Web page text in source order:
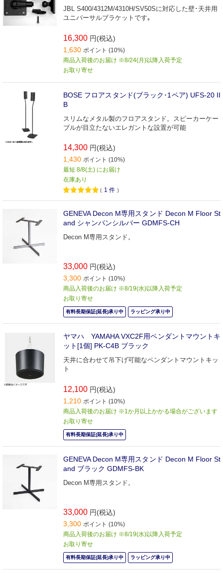
JBL S400/4312M/4310H/SV50Sに対応した壁･天井用
ユニバーサルブラケットです｡
16,300 円(税込)
1,630 ポイント (10%)
商品入荷後のお届け ※8/24(月)以降入荷予定
お取り寄せ
BOSE フロアスタンド(ブラック･1ペア) UFS-20 II
B
スリムなメタル製のフロアスタンド。スピーカーケー
ブルが目立たないエレガントな設置が可能
14,300 円(税込)
1,430 ポイント (10%)
最短 8/8(土) にお届け
在庫あり
（ 1 件 ）
GENEVA Decon M専用スタンド Decon M Floor St
and シャンパンシルバー GDMFS-CH
Decon M専用スタンド。
33,000 円(税込)
3,300 ポイント (10%)
商品入荷後のお届け ※8/19(水)以降入荷予定
お取り寄せ
有料長期保証(延長)承り中 ラッピング承り中
ヤマハ YAMAHA VXC2F用ペンダントマウントキ
ット[1個] PK-C4B ブラック
天井に合わせて吊下げ可能なペンダントマウントキッ
ト
12,100 円(税込)
1,210 ポイント (10%)
商品入荷後のお届け ※1か月以上かかる場合がございます
お取り寄せ
有料長期保証(延長)承り中
GENEVA Decon M専用スタンド Decon M Floor St
and ブラック GDMFS-BK
Decon M専用スタンド。
33,000 円(税込)
3,300 ポイント (10%)
商品入荷後のお届け ※8/19(水)以降入荷予定
お取り寄せ
有料長期保証(延長)承り中 ラッピング承り中